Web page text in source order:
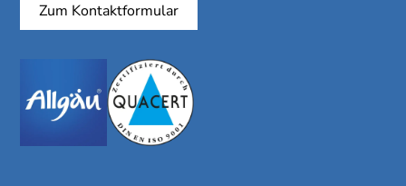
Zum Kontaktformular